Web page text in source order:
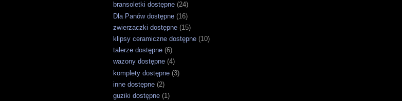
bransoletki dostępne (24)
Dla Panów dostępne (16)
zwierzaczki dostępne (15)
klipsy ceramiczne dostępne (10)
talerze dostępne (6)
wazony dostępne (4)
komplety dostępne (3)
inne dostępne (2)
guziki dostępne (1)